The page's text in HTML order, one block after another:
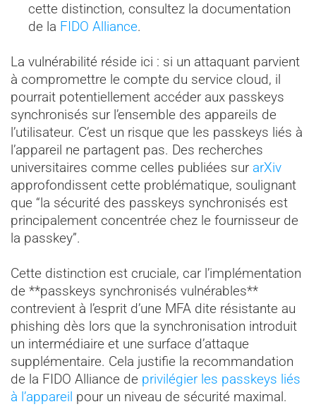
cette distinction, consultez la documentation
de la FIDO Alliance.
La vulnérabilité réside ici : si un attaquant parvient
à compromettre le compte du service cloud, il
pourrait potentiellement accéder aux passkeys
synchronisés sur l’ensemble des appareils de
l’utilisateur. C’est un risque que les passkeys liés à
l’appareil ne partagent pas. Des recherches
universitaires comme celles publiées sur arXiv
approfondissent cette problématique, soulignant
que “la sécurité des passkeys synchronisés est
principalement concentrée chez le fournisseur de
la passkey”.
Cette distinction est cruciale, car l’implémentation
de **passkeys synchronisés vulnérables**
contrevient à l’esprit d’une MFA dite résistante au
phishing dès lors que la synchronisation introduit
un intermédiaire et une surface d’attaque
supplémentaire. Cela justifie la recommandation
de la FIDO Alliance de privilégier les passkeys liés
à l’appareil pour un niveau de sécurité maximal.